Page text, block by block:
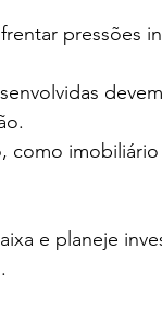
pressões
e planeje